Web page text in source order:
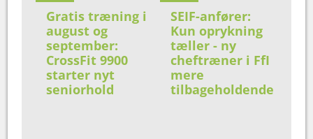
Gratis træning i
august og
september:
CrossFit 9900
starter nyt
seniorhold
SEIF-anfører:
Kun oprykning
tæller - ny
cheftræner i FfI
mere
tilbageholdende